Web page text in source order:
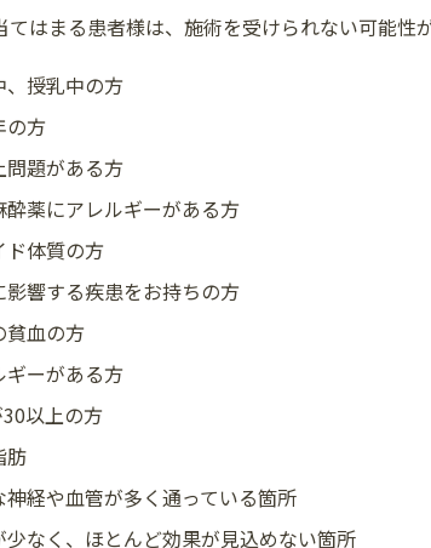
てはまる患者様は、施術を受けられない可能性
、授乳中の方
の方
問題がある方
酔薬にアレルギーがある方
ド体質の方
影響する疾患をお持ちの方
貧血の方
ギーがある方
以上の方
肪
神経や血管が多く通っている箇所
少なく、ほとんど効果が見込めない箇所